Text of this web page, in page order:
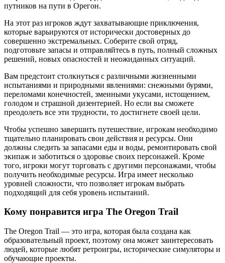
путников на пути в Орегон.
На этот раз игроков ждут захватывающие приключения,
которые варьируются от исторически достоверных до
совершенно экстремальных. Соберите свой отряд,
подготовьте запасы и отправляйтесь в путь, полный сложных
решений, новых опасностей и неожиданных ситуаций.
Вам предстоит столкнуться с различными жизненными
испытаниями и природными явлениями: снежными бурями,
переломами конечностей, змеиными укусами, истощением,
голодом и страшной дизентерией. Но если вы сможете
преодолеть все эти трудности, то достигнете своей цели.
Чтобы успешно завершить путешествие, игрокам необходимо
тщательно планировать свои действия и ресурсы. Они
должны следить за запасами еды и воды, ремонтировать свой
экипаж и заботиться о здоровье своих персонажей. Кроме
того, игроки могут торговать с другими персонажами, чтобы
получить необходимые ресурсы. Игра имеет несколько
уровней сложности, что позволяет игрокам выбрать
подходящий для себя уровень испытаний.
Кому понравится игра The Oregon Trail
The Oregon Trail — это игра, которая была создана как
образовательный проект, поэтому она может заинтересовать
людей, которые любят ретроигры, исторические симуляторы и
обучающие проекты.